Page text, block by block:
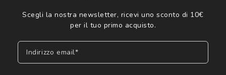
Scegli la nostra newsletter, ricevi uno sconto di 10€
per il tuo primo acquisto.
Indirizzo email*